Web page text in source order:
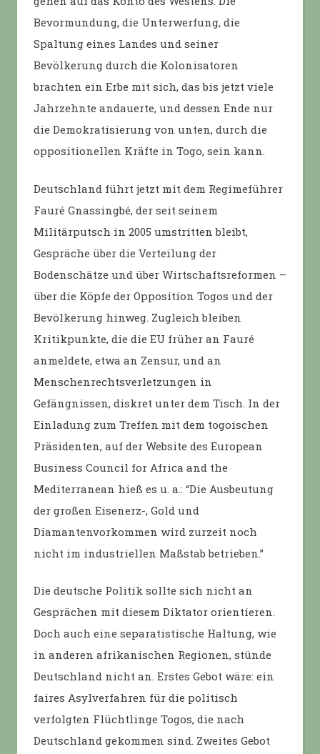
Bevormundung, die Unterwerfung, die
Spaltung eines Landes und seiner
Bevölkerung durch die Kolonisatoren
brachten ein Erbe mit sich, das bis jetzt viele
Jahrzehnte andauerte, und dessen Ende nur
die Demokratisierung von unten, durch die
oppositionellen Kräfte in Togo, sein kann.
Deutschland führt jetzt mit dem Regimeführer
Fauré Gnassingbé, der seit seinem
Militärputsch in 2005 umstritten bleibt,
Gespräche über die Verteilung der
Bodenschätze und über Wirtschaftsreformen –
über die Köpfe der Opposition Togos und der
Bevölkerung hinweg. Zugleich bleiben
Kritikpunkte, die die EU früher an Fauré
anmeldete, etwa an Zensur, und an
Menschenrechtsverletzungen in
Gefängnissen, diskret unter dem Tisch. In der
Einladung zum Treffen mit dem togoischen
Präsidenten, auf der Website des European
Business Council for Africa and the
Mediterranean hieß es u. a.: “Die Ausbeutung
der großen Eisenerz-, Gold und
Diamantenvorkommen wird zurzeit noch
nicht im industriellen Maßstab betrieben.”
Die deutsche Politik sollte sich nicht an
Gesprächen mit diesem Diktator orientieren.
Doch auch eine separatistische Haltung, wie
in anderen afrikanischen Regionen, stünde
Deutschland nicht an. Erstes Gebot wäre: ein
faires Asylverfahren für die politisch
verfolgten Flüchtlinge Togos, die nach
Deutschland gekommen sind. Zweites Gebot